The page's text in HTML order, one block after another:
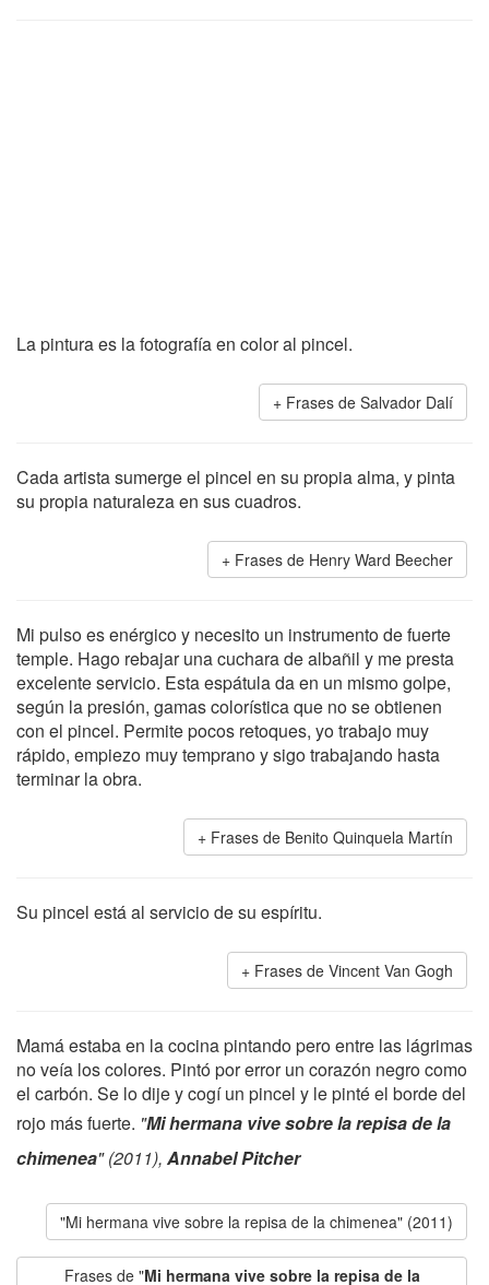
La pintura es la fotografía en color al pincel.
Frases de Salvador Dalí
Cada artista sumerge el pincel en su propia alma, y pinta
su propia naturaleza en sus cuadros.
Frases de Henry Ward Beecher
Mi pulso es enérgico y necesito un instrumento de fuerte
temple. Hago rebajar una cuchara de albañil y me presta
excelente servicio. Esta espátula da en un mismo golpe,
según la presión, gamas colorística que no se obtienen
con el pincel. Permite pocos retoques, yo trabajo muy
rápido, empiezo muy temprano y sigo trabajando hasta
terminar la obra.
Frases de Benito Quinquela Martín
Su pincel está al servicio de su espíritu.
Frases de Vincent Van Gogh
Mamá estaba en la cocina pintando pero entre las lágrimas
no veía los colores. Pintó por error un corazón negro como
el carbón. Se lo dije y cogí un pincel y le pinté el borde del
rojo más fuerte. "Mi hermana vive sobre la repisa de la
chimenea" (2011), Annabel Pitcher
"Mi hermana vive sobre la repisa de la chimenea" (2011)
Frases de "Mi hermana vive sobre la repisa de la